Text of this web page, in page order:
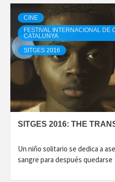
CINE
FESTIVAL INTERNACIONAL DE
CATALUNYA
SITGES 2016
SITGES 2016: THE
Un niño solitario se dedica a
sangre para después quedarse